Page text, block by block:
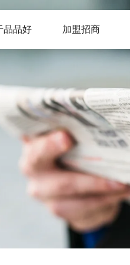
品品好 加盟招商